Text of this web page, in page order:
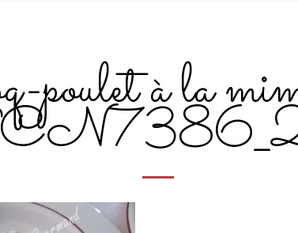
poulet à la